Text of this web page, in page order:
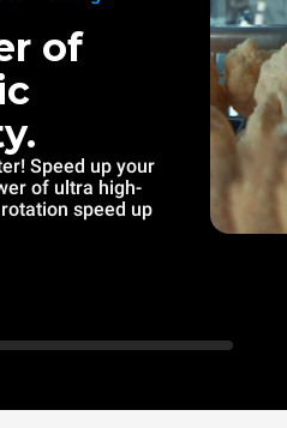
of
Speed up your
of ultra high-
speed up